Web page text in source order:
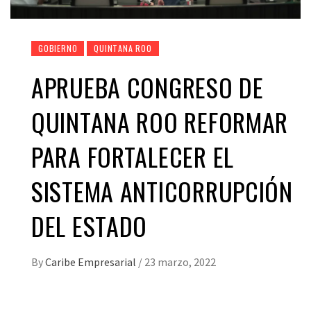
GOBIERNO QUINTANA ROO
APRUEBA CONGRESO DE
QUINTANA ROO REFORMAR
PARA FORTALECER EL
SISTEMA ANTICORRUPCIÓN
DEL ESTADO
ByCaribe Empresarial / 23 marzo, 2022